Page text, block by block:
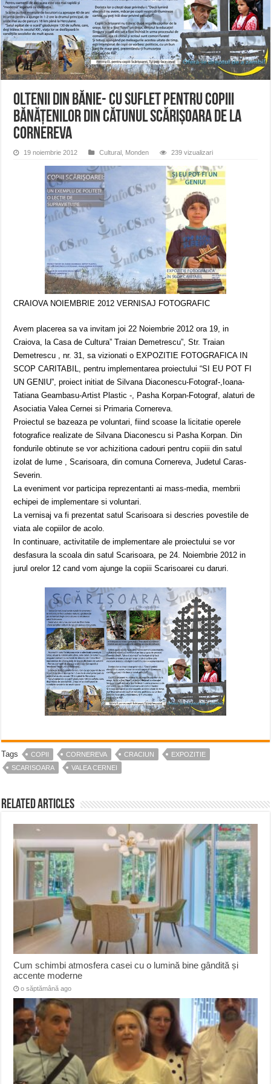
ANUNȚ OPRIRE APĂ în Reșița, cartier Țerova – avarie – 04.08.2026
ANUNȚ OPRIRE APĂ în Reșița – avarie – 03.08.2026 – Calea Caransebeșului
Oltenii din Bănie- cu suflet pentru copiii
bănățenilor din cătunul Scărișoara de la
Cornereva
19 noiembrie 2012 Cultural Monden 239 vizualizari
CRAIOVA NOIEMBRIE 2012 VERNISAJ FOTOGRAFIC
Avem placerea sa va invitam joi 22 Noiembrie 2012 ora 19, in
Craiova, la Casa de Cultura” Traian Demetrescu”, Str. Traian
Demetrescu , nr. 31, sa vizionati o EXPOZITIE FOTOGRAFICA IN
SCOP CARITABIL, pentru implementarea proiectului “SI EU POT FI
UN GENIU”, proiect initiat de Silvana Diaconescu-Fotograf-,Ioana-
Tatiana Geambasu-Artist Plastic -, Pasha Korpan-Fotograf, alaturi de
Asociatia Valea Cernei si Primaria Cornereva.
Proiectul se bazeaza pe voluntari, fiind scoase la licitatie operele
fotografice realizate de Silvana Diaconescu si Pasha Korpan. Din
fondurile obtinute se vor achizitiona cadouri pentru copiii din satul
izolat de lume , Scarisoara, din comuna Cornereva, Judetul Caras-
Severin.
La eveniment vor participa reprezentanti ai mass-media, membrii
echipei de implementare si voluntari.
La vernisaj va fi prezentat satul Scarisoara si descries povestile de
viata ale copiilor de acolo.
In continuare, activitatile de implementare ale proiectului se vor
desfasura la scoala din satul Scarisoara, pe 24. Noiembrie 2012 in
jurul orelor 12 cand vom ajunge la copiii Scarisoarei cu daruri.
Tags COPII CORNEREVA CRACIUN
EXPOZITIE
SCARISOARA
VALEA CERNEI
Related Articles
Cum schimbi atmosfera casei cu o lumină bine gândită și
accente moderne
o săptămână ago